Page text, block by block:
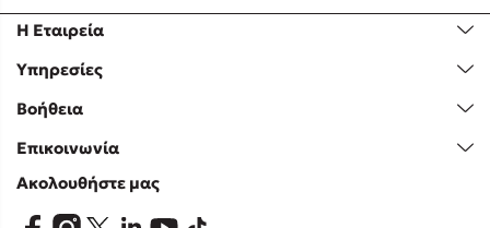
Η Εταιρεία
Υπηρεσίες
Βοήθεια
Επικοινωνία
Ακολουθήστε μας